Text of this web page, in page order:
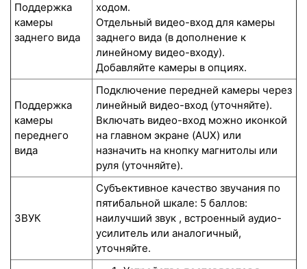
Поддержка
камеры
заднего вида
ходом.
Отдельный видео-вход для камеры
заднего вида (в дополнение к
линейному видео-входу).
Добавляйте камеры в опциях.
Поддержка
камеры
переднего
вида
Подключение передней камеры через
линейный видео-вход (уточняйте).
Включать видео-вход можно иконкой
на главном экране (AUX) или
назначить на кнопку магнитолы или
руля (уточняйте).
ЗВУК
Субъективное качество звучания по
пятибальной шкале: 5 баллов:
наилучший звук , встроенный аудио-
усилитель или аналогичный,
уточняйте.